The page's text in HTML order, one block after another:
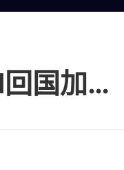
海外玩诡秘之主灰雾测试卡顿延迟高？用HiCN回国加速器畅玩